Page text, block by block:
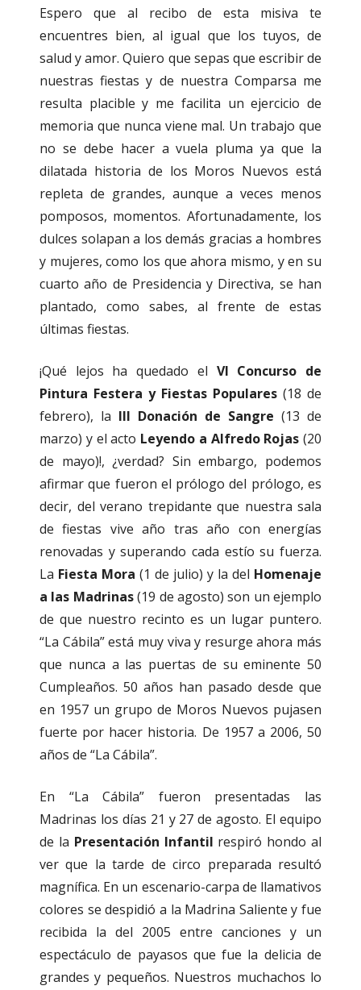
Espero que al recibo de esta misiva te
encuentres bien, al igual que los tuyos, de
salud y amor. Quiero que sepas que escribir de
nuestras fiestas y de nuestra Comparsa me
resulta placible y me facilita un ejercicio de
memoria que nunca viene mal. Un trabajo que
no se debe hacer a vuela pluma ya que la
dilatada historia de los Moros Nuevos está
repleta de grandes, aunque a veces menos
pomposos, momentos. Afortunadamente, los
dulces solapan a los demás gracias a hombres
y mujeres, como los que ahora mismo, y en su
cuarto año de Presidencia y Directiva, se han
plantado, como sabes, al frente de estas
últimas fiestas.
¡Qué lejos ha quedado el VI Concurso de
Pintura Festera y Fiestas Populares (18 de
febrero), la III Donación de Sangre (13 de
marzo) y el acto Leyendo a Alfredo Rojas (20
de mayo)!, ¿verdad? Sin embargo, podemos
afirmar que fueron el prólogo del prólogo, es
decir, del verano trepidante que nuestra sala
de fiestas vive año tras año con energías
renovadas y superando cada estío su fuerza.
La Fiesta Mora (1 de julio) y la del Homenaje
a las Madrinas(19 de agosto) son un ejemplo
de que nuestro recinto es un lugar puntero.
“La Cábila” está muy viva y resurge ahora más
que nunca a las puertas de su eminente 50
Cumpleaños. 50 años han pasado desde que
en 1957 un grupo de Moros Nuevos pujasen
fuerte por hacer historia. De 1957 a 2006, 50
años de “La Cábila”.
En “La Cábila” fueron presentadas las
Madrinas los días 21 y 27 de agosto. El equipo
de la Presentación Infantil respiró hondo al
ver que la tarde de circo preparada resultó
magnífica. En un escenario-carpa de llamativos
colores se despidió a la Madrina Saliente y fue
recibida la del 2005 entre canciones y un
espectáculo de payasos que fue la delicia de
grandes y pequeños. Nuestros muchachos lo